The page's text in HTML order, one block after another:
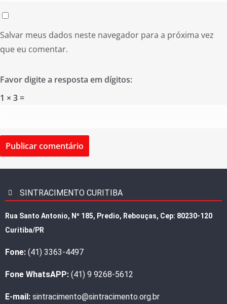
Salvar meus dados neste navegador para a próxima vez
que eu comentar.
Favor digite a resposta em dígitos:
1 × 3 =
SINTRACIMENTO CURITIBA
Rua Santo Antonio, Nº 185, Predio, Rebouças, Cep: 80230-120
Curitiba/PR
Fone: (41) 3363-4497
Fone WhatsAPP: (41) 9 9268-5612
E-mail: sintracimento@sintracimento.org.br